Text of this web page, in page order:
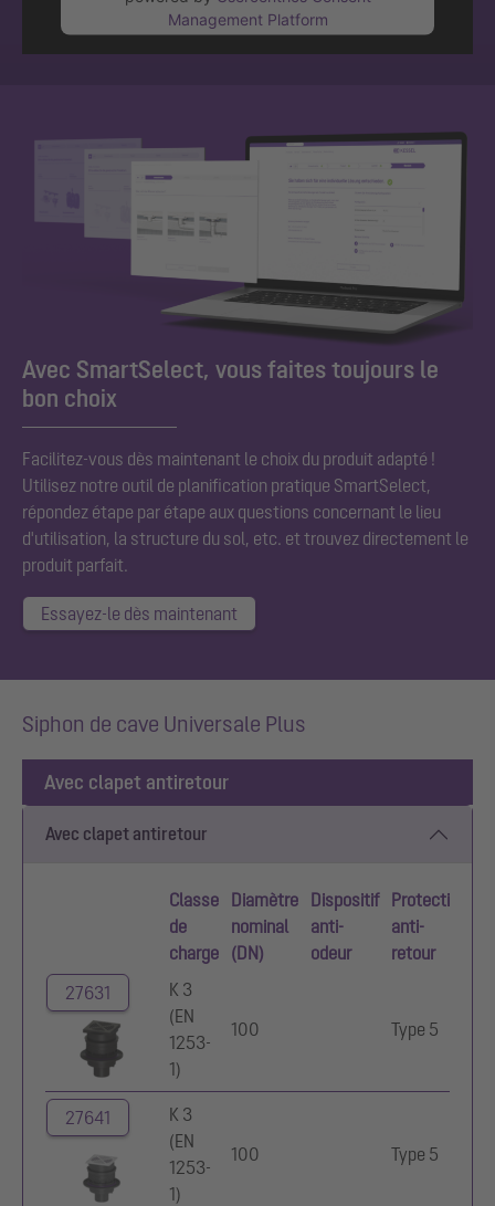
Management Platform
Avec SmartSelect, vous faites toujours le
bon choix
Facilitez-vous dès maintenant le choix du produit adapté !
Utilisez notre outil de planification pratique SmartSelect,
répondez étape par étape aux questions concernant le lieu
d'utilisation, la structure du sol, etc. et trouvez directement le
produit parfait.
Essayez-le dès maintenant
Siphon de cave Universale Plus
Avec clapet antiretour
Avec clapet antiretour
Classe
de
charge
Diamètre
nominal
(DN)
Dispositif
anti-
odeur
Protection
anti-
retour
27631
K 3
(EN
1253-
1)
100 Type 5
27641
K 3
(EN
1253-
1)
100 Type 5